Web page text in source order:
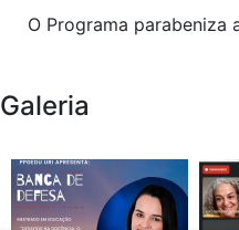
O Programa parabeniza
Galeria